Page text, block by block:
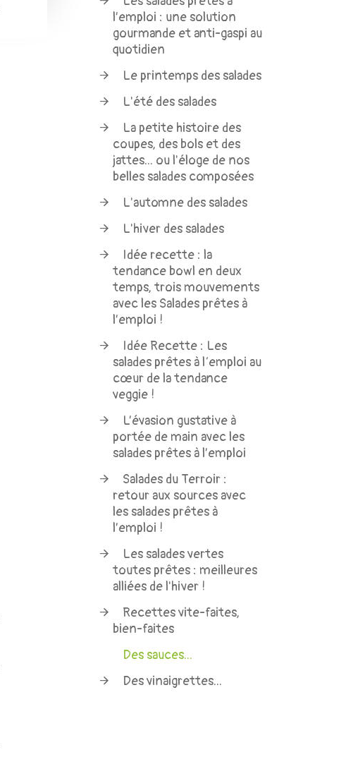
l’emploi : une solution
gourmande et anti-gaspi au
quotidien
Le printemps des salades
L'été des salades
La petite histoire des
coupes, des bols et des
jattes... ou l'éloge de nos
belles salades composées
L'automne des salades
L'hiver des salades
Idée recette : la
tendance bowl en deux
temps, trois mouvements
avec les Salades prêtes à
l’emploi !
Idée Recette : Les
salades prêtes à l‘emploi au
cœur de la tendance
veggie !
L’évasion gustative à
portée de main avec les
salades prêtes à l’emploi
Salades du Terroir :
retour aux sources avec
les salades prêtes à
l’emploi !
Les salades vertes
toutes prêtes : meilleures
alliées de l'hiver !
Recettes vite-faites,
bien-faites
Des sauces...
Des vinaigrettes...